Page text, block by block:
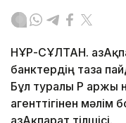
НҰР-СҰЛТАН.
банктердің таза
Бұл туралы ҚР
агенттігінен